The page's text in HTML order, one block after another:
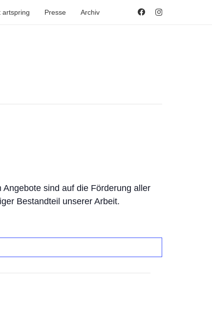
artspring Presse Archiv
sind auf die Förderung aller
Bestandteil unserer Arbeit.